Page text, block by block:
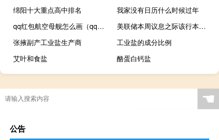
绵阳十大重点高中排名
我家没有日历什么时候过年
qq红包航空母舰怎么画（qq红包航空母舰怎么画）
美联储本周议息之际该行本轮缩表规模已接近1万亿美元
张掖副产工业盐生产商
工业盐的成分比例
艾叶和食盐
酪蛋白钙盐
☚
公告